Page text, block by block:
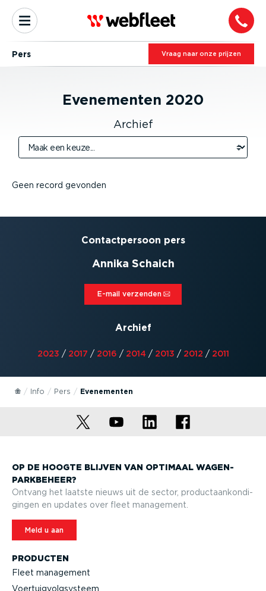
Pers Vraag naar onze prijzen
Evenementen 2020
Archief
Geen record gevonden
Contact­persoon pers
Annika Schaich
E-mail verzenden⁠
Archief
2023 / 2017 / 2016 / 2014 / 2013 / 2012 / 2011
Info Pers Evenementen
PRODUCTEN
Fleet management
Voertuig­volg­systeem
OP DE HOOGTE BLIJVEN VAN OPTIMAAL WAGEN­
PARK­BEHEER?
Ontvang het laatste nieuws uit de sector, product­aan­kon­di­
gingen en updates over fleet management.
Meld u aan